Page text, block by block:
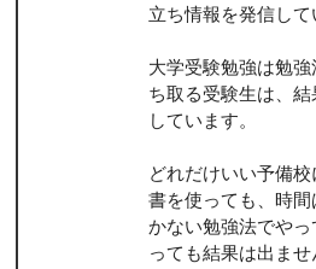
立ち情報を発信して
大学受験勉強は勉
ち取る受験生は、
しています。
どれだけいい予備
書を使っても、時
かない勉強法でや
っても結果は出ませ